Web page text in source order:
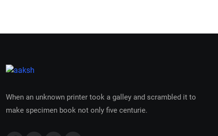
When an unknown printer took a galley and scrambled it to
make specimen book not only five centurie.